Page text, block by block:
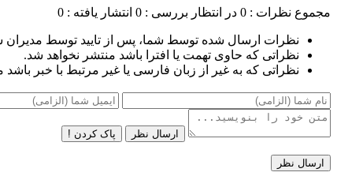
مجموع نظرات : 0 در انتظار بررسی : 0 انتشار یافته : 0
نظرات ارسال شده توسط شما، پس از تایید توسط
نظراتی که حاوی تهمت یا افترا باشد منتشر نخواهد شد.
نظراتی که به غیر از زبان فارسی یا غیر مرتبط با خبر
ارسال نظر پاک کردن !